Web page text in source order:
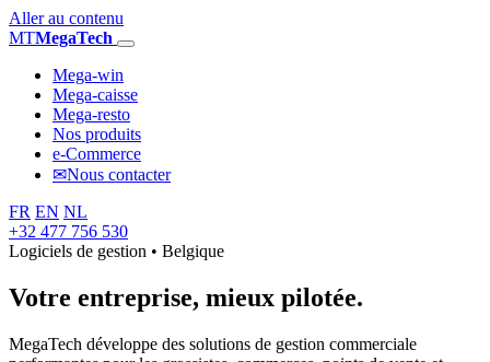
Aller au contenu
MTMegaTech
Mega-win
Mega-caisse
Mega-resto
Nos produits
e-Commerce
✉Nous contacter
FR EN NL
+32 477 756 530
Logiciels de gestion • Belgique
Votre entreprise, mieux pilotée.
MegaTech développe des solutions de gestion commerciale